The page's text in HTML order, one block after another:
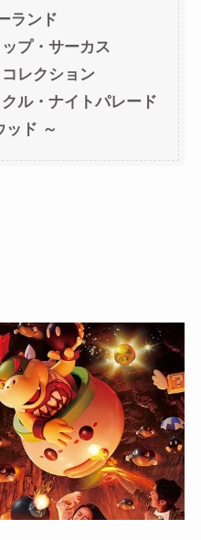
ランド
プ・サーカス
レクション
ル・ナイトパレード
ッド ～